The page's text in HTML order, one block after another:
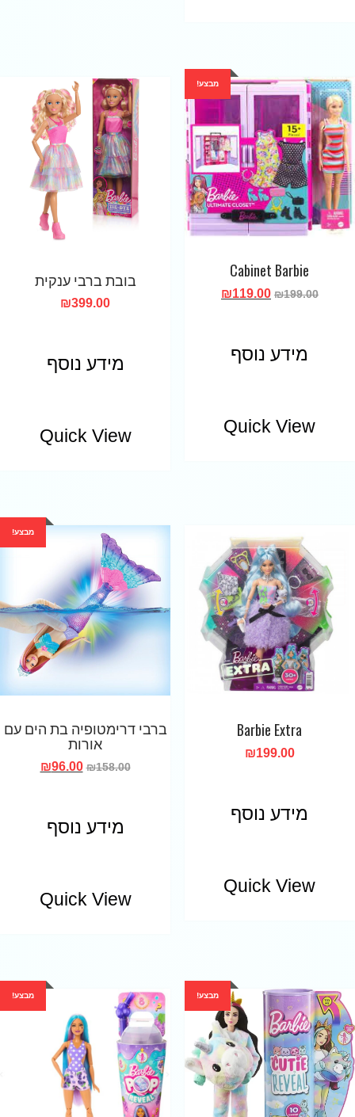
מבצע!
Cabinet Barbie
₪199.00
₪119.00
מידע נוסף
Quick View
בובת ברבי ענקית
₪399.00
מידע נוסף
Quick View
Barbie Extra
₪199.00
מידע נוסף
Quick View
מבצע!
ברבי דרימטופיה בת הים עם
אורות
₪158.00
₪96.00
מידע נוסף
Quick View
מבצע! מבצע!